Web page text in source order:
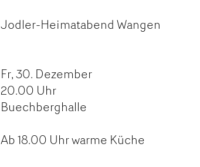
Jodler-Heimatabend Wangen
Fr, 30. Dezember
20.00 Uhr
Buechberghalle
Ab 18.00 Uhr warme Küche